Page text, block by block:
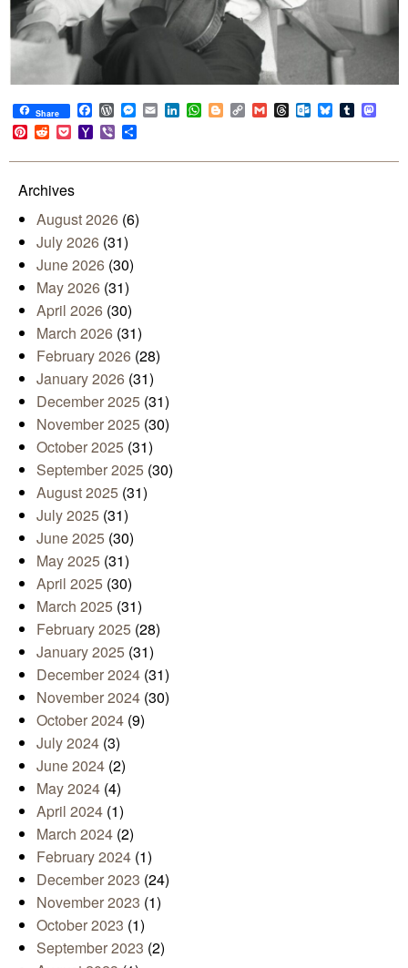
Share Facebook
WordPress
Messenger
EmailLinkedIn
WhatsApp
BloggerCopy
Link
GmailThreadsOutlook.com
BlueskyTumblr
Pinterest
RedditPocketYahoo
Mail
Viber
Archives
August 2026 (6)
July 2026 (31)
June 2026 (30)
May 2026 (31)
April 2026 (30)
March 2026 (31)
February 2026 (28)
January 2026 (31)
December 2025 (31)
November 2025 (30)
October 2025 (31)
September 2025 (30)
August 2025 (31)
July 2025 (31)
June 2025 (30)
May 2025 (31)
April 2025 (30)
March 2025 (31)
February 2025 (28)
January 2025 (31)
December 2024 (31)
November 2024 (30)
October 2024 (9)
July 2024 (3)
June 2024 (2)
May 2024 (4)
April 2024 (1)
March 2024 (2)
February 2024 (1)
December 2023 (24)
November 2023 (1)
October 2023 (1)
September 2023 (2)